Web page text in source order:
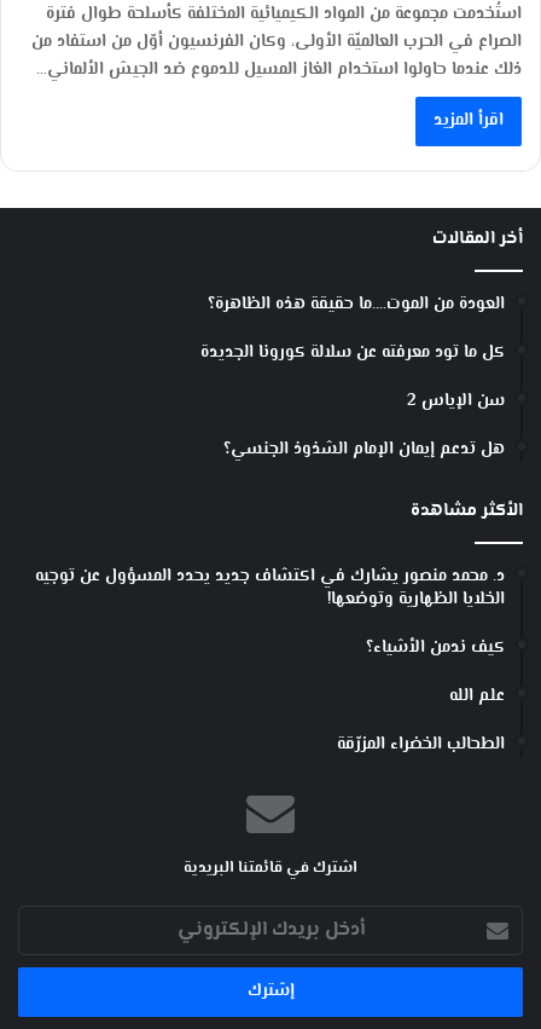
استُخدمت مجموعة من المواد الكيميائية المختلفة كأسلحة طوال فترة
الصراع في الحرب العالميّة الأولى، وكان الفرنسيون أوّل من استفاد من
ذلك عندما حاولوا استخدام الغاز المسيل للدموع ضد الجيش الألماني…
اقرأ المزيد
أخر المقالات
العودة من الموت….ما حقيقة هذه الظاهرة؟
كل ما تود معرفته عن سلالة كورونا الجديدة
سن الإياس 2
هل تدعم إيمان الإمام الشذوذ الجنسي؟
الأكثر مشاهدة
د. محمد منصور يشارك في اكتشاف جديد يحدد المسؤول عن توجيه
الخلايا الظهارية وتوضعها!
كيف ندمن الأشياء؟
علم الله
الطحالب الخضراء المزرّقة
اشترك في قائمتنا البريدية
أدخل
بريدك
الإلكتروني